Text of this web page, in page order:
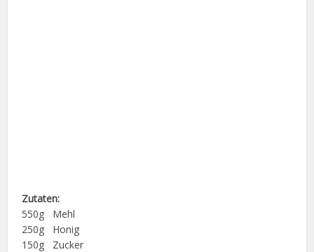
Zutaten:
550g Mehl
250g Honig
150g Zucker